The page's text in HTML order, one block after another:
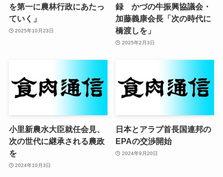
を第一に農林行政にあたっ
ていく」
2025年10月23日
録 かづの牛振興協議会・
加藤義康会長「次の時代に
橋渡しを」
2025年2月3日
小里新農水大臣就任会見、
次の世代に継承される農政
を
2024年10月3日
日本とアラブ首長国連邦の
EPAの交渉開始
2024年9月20日